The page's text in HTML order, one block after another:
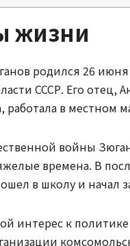
жизни
родился 26
СССР. Его отец,
в местном
войны
времена. В
в школу и начал
интерес к политике